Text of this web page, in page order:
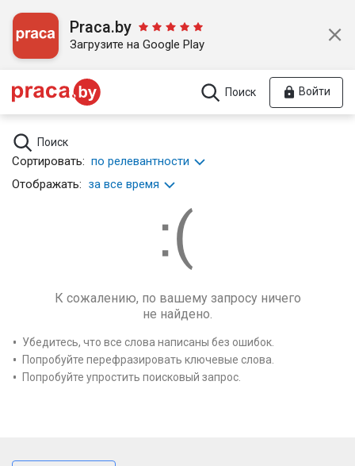
Praca.by
Загрузите на Google Play
Поиск Войти
Поиск
Сортировать: по релевантности
Отображать: за все время
К сожалению, по вашему запросу ничего
не найдено.
Убедитесь, что все слова написаны без ошибок.
Попробуйте перефразировать ключевые слова.
Попробуйте упростить поисковый запрос.